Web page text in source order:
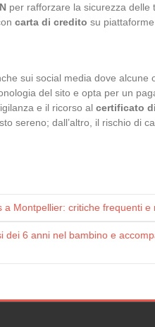
per rafforzare la sicurezza delle
carta di credito su
sui social media dove alcune
del sito e opta per un
e il ricorso al certificato
sereno; dall’altro, il rischio di
a Montpellier: critiche frequenti e
dei 6 anni nel bambino e